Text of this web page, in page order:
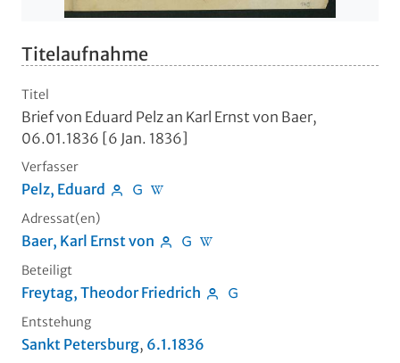
Titelaufnahme
Titel
Brief von Eduard Pelz an Karl Ernst von Baer,
06.01.1836 [6 Jan. 1836]
Verfasser
Pelz, Eduard
Adressat(en)
Baer, Karl Ernst von
Beteiligt
Freytag, Theodor Friedrich
Entstehung
Sankt Petersburg, 6.1.1836